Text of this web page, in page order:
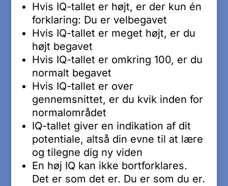
Hvis IQ-tallet er højt, er der kun én
forklaring: Du er velbegavet
Hvis IQ-tallet er meget højt, er du
højt begavet
Hvis IQ-tallet er omkring 100, er du
normalt begavet
Hvis IQ-tallet er over
gennemsnittet, er du kvik inden for
normalområdet
IQ-tallet giver en indikation af dit
potentiale, altså din evne til at lære
og tilegne dig ny viden
En høj IQ kan ikke bortforklares.
Det er som det er. Du er som du er.